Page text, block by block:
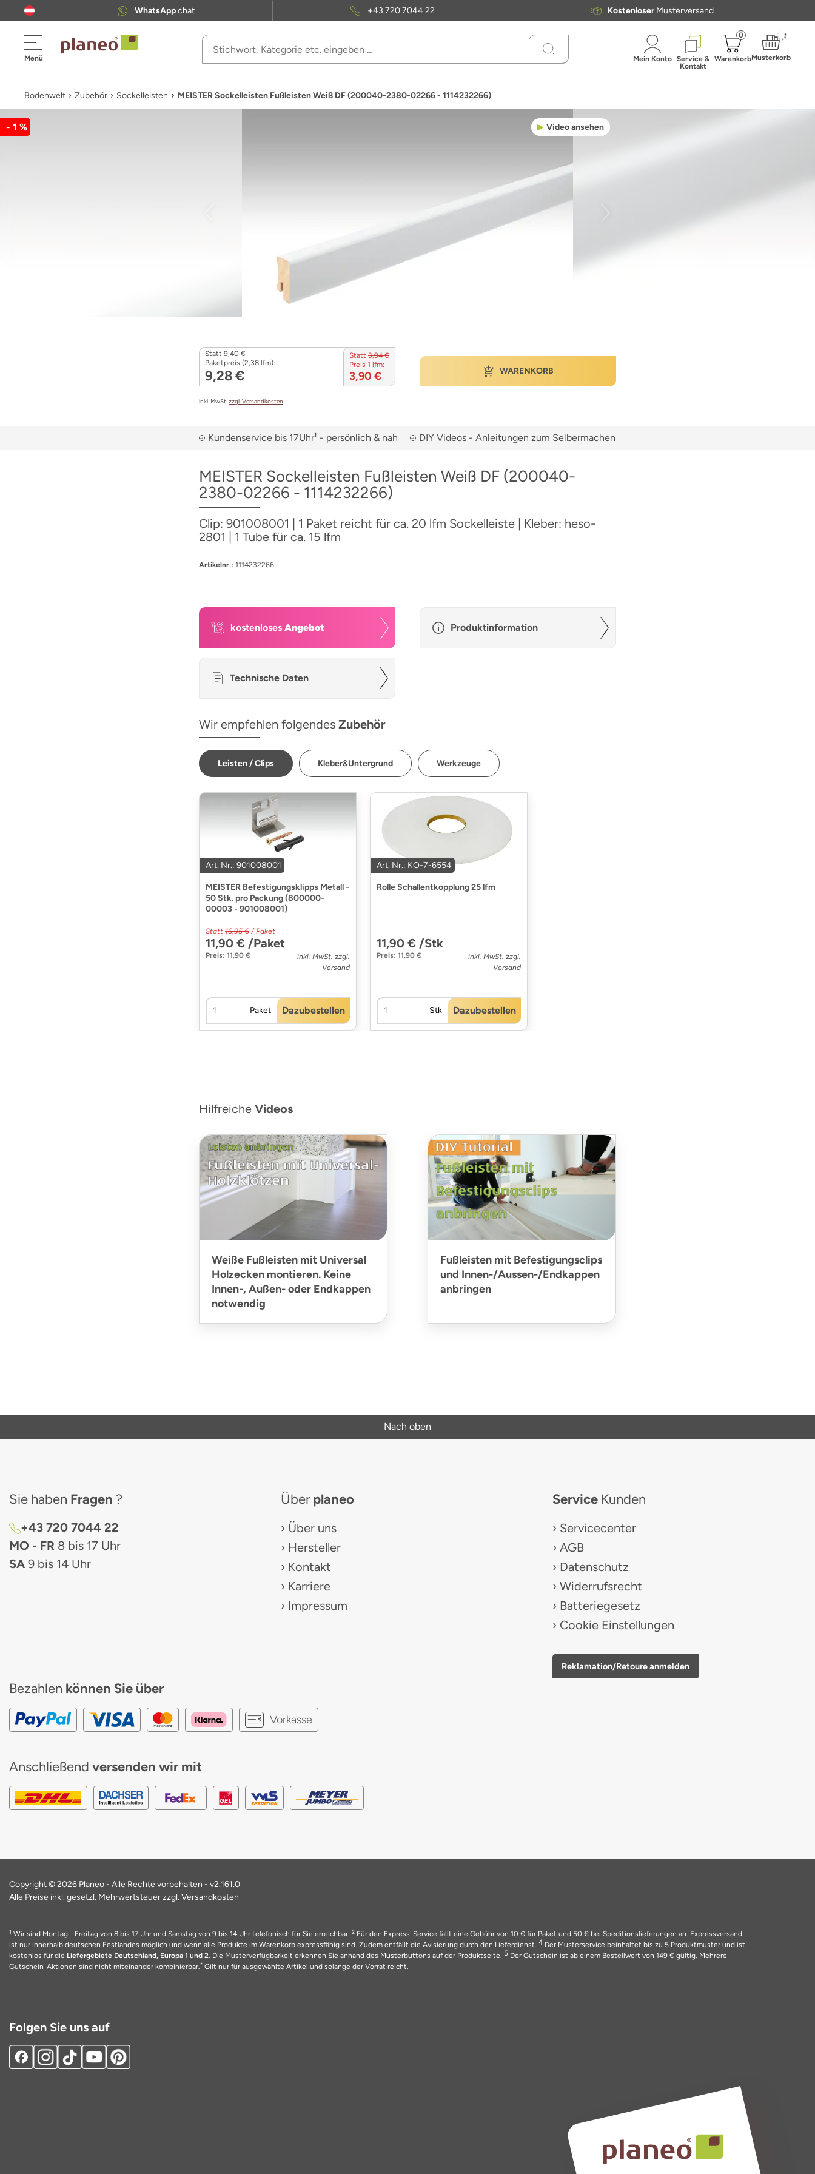
WhatsAppchat +43 720 7044 22 Kostenloser Musterversand
Menü Mein Konto Service &
Kontakt
0
WarenkorbMusterkorb
Bodenwelt Zubehör Sockelleisten MEISTER Sockelleisten Fußleisten Weiß DF (200040-2380-02266 - 1114232266)
Video ansehen
- 1 %
Statt 9,40 €
Paketpreis (2,38 lfm):
9,28 €
Statt 3,94 €
Preis 1 lfm:
3,90 € WARENKORB
inkl. MwSt.zzgl. Versandkosten
Kundenservice bis 17Uhr¹ - persönlich & nah DIY Videos - Anleitungen zum Selbermachen
MEISTER Sockelleisten Fußleisten Weiß DF (200040-
2380-02266 - 1114232266)
Clip: 901008001 | 1 Paket reicht für ca. 20 lfm Sockelleiste | Kleber: heso-
2801 | 1 Tube für ca. 15 lfm
Artikelnr.: 1114232266
kostenloses Angebot Produktinformation
Technische Daten
Wir empfehlen folgendes Zubehör
Leisten / Clips Kleber&Untergrund Werkzeuge
Art. Nr.: 901008001
MEISTER Befestigungsklipps Metall -
50 Stk. pro Packung (800000-
00003 - 901008001)
Statt 16,95 € / Paket
11,90 € /Paket
Preis: 11,90 €
inkl. MwSt. zzgl.
Versand
Paket Dazubestellen
Art. Nr.: KO-7-6554
Rolle Schallentkopplung 25 lfm
11,90 € /Stk
Preis: 11,90 €
inkl. MwSt. zzgl.
Versand
Stk Dazubestellen
Hilfreiche Videos
Weiße Fußleisten mit Universal
Holzecken montieren. Keine
Innen-, Außen- oder Endkappen
notwendig
Fußleisten mit Befestigungsclips
und Innen-/Aussen-/Endkappen
anbringen
Nach oben
Sie haben Fragen ?
+43 720 7044 22
MO - FR 8 bis 17 Uhr
SA 9 bis 14 Uhr
Überplaneo
Über uns
Hersteller
Kontakt
Karriere
Impressum
ServiceKunden
Servicecenter
AGB
Datenschutz
Widerrufsrecht
Batteriegesetz
Cookie Einstellungen
Reklamation/Retoure anmelden
Bezahlen können Sie über
Vorkasse
Anschließend versenden wir mit
Copyright © 2026 Planeo - Alle Rechte vorbehalten - v2.161.0
Alle Preise inkl. gesetzl. Mehrwertsteuer zzgl. Versandkosten
1 Wir sind Montag - Freitag von 8 bis 17 Uhr und Samstag von 9 bis 14 Uhr telefonisch für Sie erreichbar. 2 Für den Express-Service fällt eine Gebühr von 10 € für Paket und 50 € bei Speditionslieferungen an. Expressversand
ist nur innerhalb deutschen Festlandes möglich und wenn alle Produkte im Warenkorb expressfähig sind. Zudem entfällt die Avisierung durch den Lieferdienst. 4 Der Musterservice beinhaltet bis zu 5 Produktmuster und ist
kostenlos für die Liefergebiete Deutschland, Europa 1 und 2. Die Musterverfügbarkeit erkennen Sie anhand des Musterbuttons auf der Produktseite. 5 Der Gutschein ist ab einem Bestellwert von 149 € gültig. Mehrere
Gutschein-Aktionen sind nicht miteinander kombinierbar.* Gilt nur für ausgewählte Artikel und solange der Vorrat reicht.
Folgen Sie uns auf